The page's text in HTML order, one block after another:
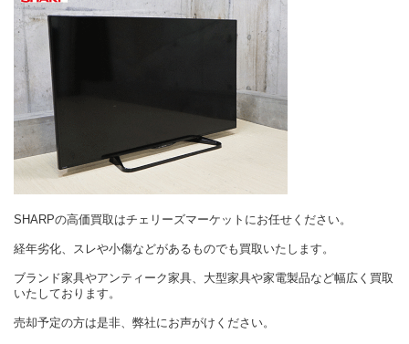
SHARPの高価買取はチェリーズマーケットにお任せください。
経年劣化、スレや小傷などがあるものでも買取いたします。
ブランド家具やアンティーク家具、大型家具や家電製品など幅広く買取
いたしております。
売却予定の方は是非、弊社にお声がけください。